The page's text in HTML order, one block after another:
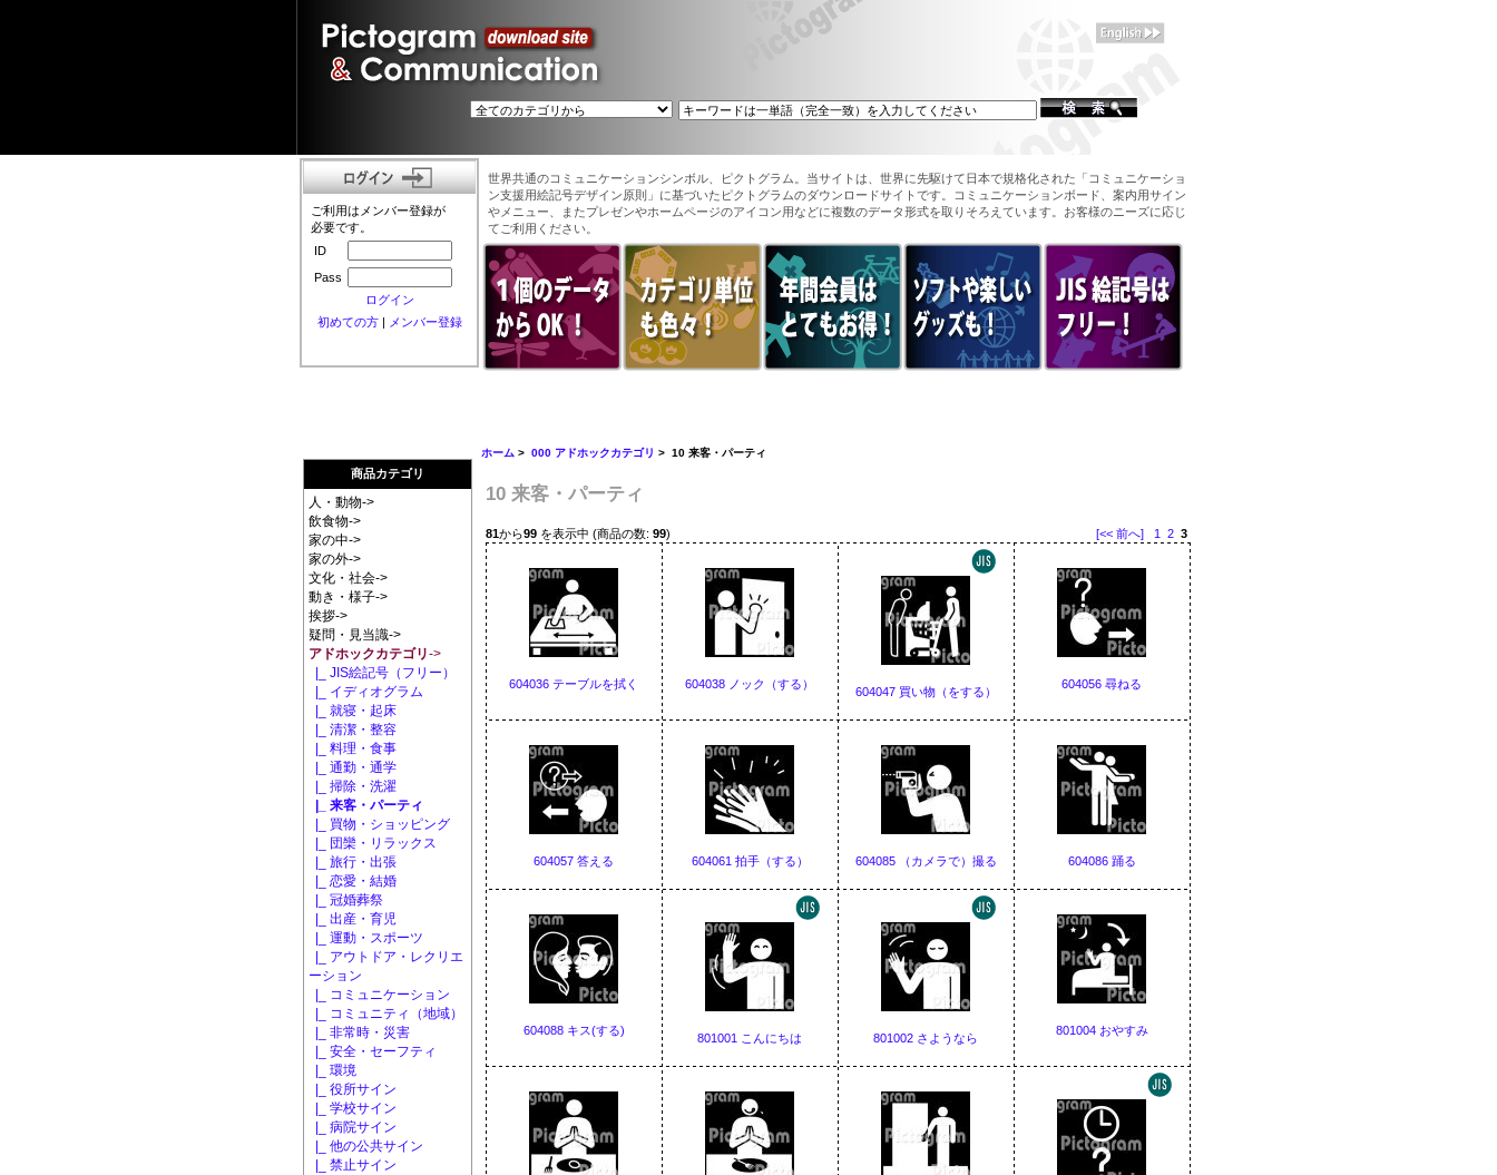
ご利用はメンバー登録が
必要です。
ID
Pass
ログイン
初めての方| メンバー登録
世界共通のコミュニケーションシンボル、ピクトグラム。当サイトは、世界に先駆けて日本で規格化された「コミュニケーショ
ン支援用絵記号デザイン原則」に基づいたピクトグラムのダウンロードサイトです。コミュニケーションボード、案内用サイン
やメニュー、またプレゼンやホームページのアイコン用などに複数のデータ形式を取りそろえています。お客様のニーズに応じ
てご利用ください。
商品カテゴリ
人・動物->
飲食物->
家の中->
家の外->
文化・社会->
動き・様子->
挨拶->
疑問・見当識->
アドホックカテゴリ->
|_ JIS絵記号（フリー）
|_ イディオグラム
|_ 就寝・起床
|_ 清潔・整容
|_ 料理・食事
|_ 通勤・通学
|_ 掃除・洗濯
|_ 来客・パーティ
|_ 買物・ショッピング
|_ 団欒・リラックス
|_ 旅行・出張
|_ 恋愛・結婚
|_ 冠婚葬祭
|_ 出産・育児
|_ 運動・スポーツ
|_ アウトドア・レクリエ
ーション
|_ コミュニケーション
|_ コミュニティ（地域）
|_ 非常時・災害
|_ 安全・セーフティ
|_ 環境
|_ 役所サイン
|_ 学校サイン
|_ 病院サイン
|_ 他の公共サイン
|_ 禁止サイン
ホーム >000 アドホックカテゴリ > 10 来客・パーティ
10 来客・パーティ
81から99を表示中 (商品の数: 99) [<< 前へ] 1 2 3
604036 テーブルを拭く 604038 ノック（する）
604047 買い物（をする）
604056 尋ねる
604057 答える 604061 拍手（する） 604085 （カメラで）撮る 604086 踊る
604088 キス(する)
801001 こんにちは 801002 さようなら
801004 おやすみ